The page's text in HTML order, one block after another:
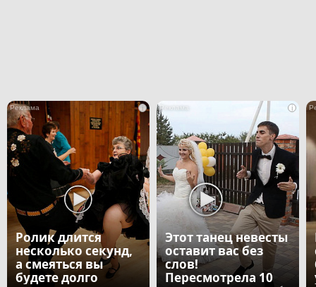
i
Ролик длится
несколько секунд,
а смеяться вы
будете долго
i
Этот танец невесты
оставит вас без
слов!
Пересмотрела 10